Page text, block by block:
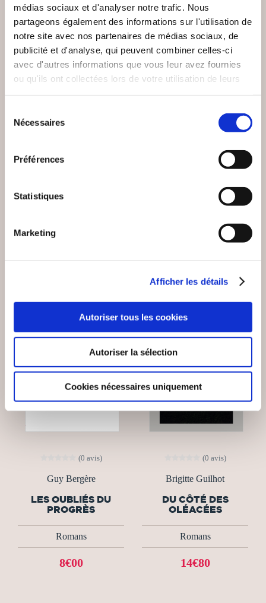
médias sociaux et d'analyser notre trafic. Nous
partageons également des informations sur l'utilisation de
notre site avec nos partenaires de médias sociaux, de
publicité et d'analyse, qui peuvent combiner celles-ci
avec d'autres informations que vous leur avez fournies
ou qu'ils ont collectées lors de votre utilisation de leurs
Nécessaires
Préférences
Statistiques
Marketing
Afficher les détails
Autoriser tous les cookies
Autoriser la sélection
Cookies nécessaires uniquement
Gilles FIOLET Patrick BENT
JOCASTE 2.0
(0 avis)
Guy Bergère
LES OUBLIÉS DU
PROGRÈS
Romans
8€00
(0 avis)
Brigitte Guilhot
DU CÔTÉ DES
OLÉACÉES
Romans
14€80